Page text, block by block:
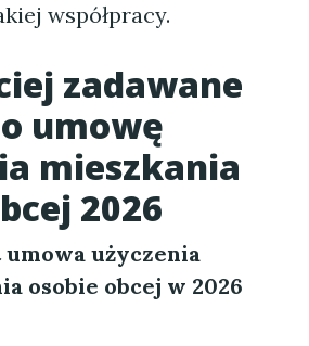
współpracy.
zadawane
umowę
mieszkania
2026
umowa użyczenia
osobie obcej w 2026